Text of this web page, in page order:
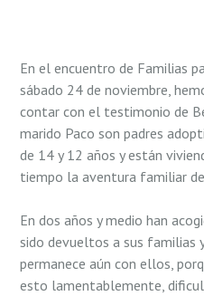
En el encuentro de Familias
sábado 24 de noviembre,
contar con el testimonio de
marido Paco son padres
de 14 y 12 años y están
tiempo la aventura familiar
En dos años y medio han
sido devueltos a sus familias
permanece aún con ellos,
esto lamentablemente,